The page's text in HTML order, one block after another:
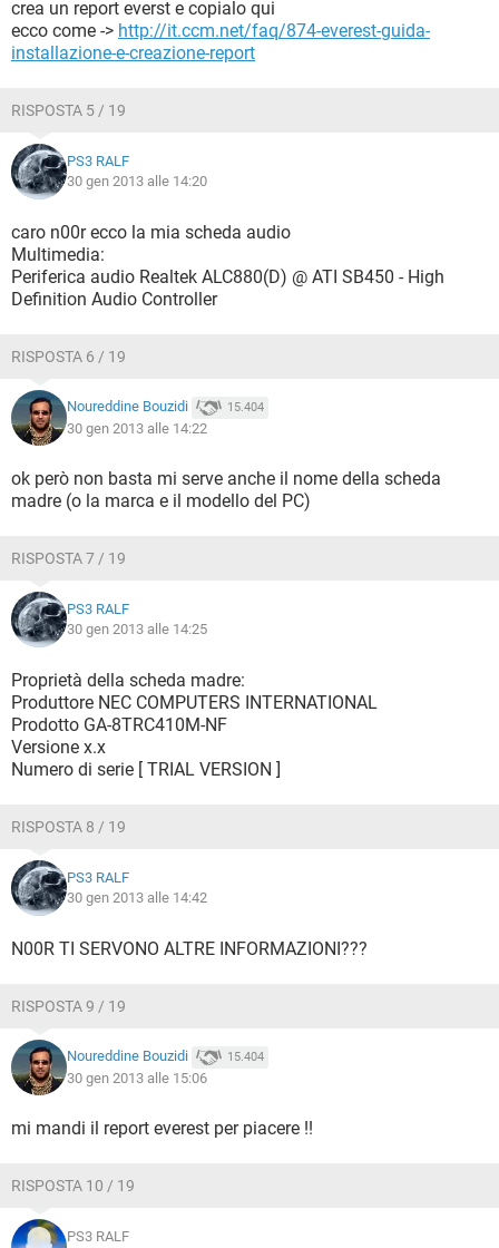
crea un report everst e copialo qui
ecco come -> http://it.ccm.net/faq/874-everest-guida-
installazione-e-creazione-report
RISPOSTA 5 / 19
PS3 RALF
30 gen 2013 alle 14:20
caro n00r ecco la mia scheda audio
Multimedia:
Periferica audio Realtek ALC880(D) @ ATI SB450 - High
Definition Audio Controller
RISPOSTA 6 / 19
Noureddine Bouzidi 15.404
30 gen 2013 alle 14:22
ok però non basta mi serve anche il nome della scheda
madre (o la marca e il modello del PC)
RISPOSTA 7 / 19
PS3 RALF
30 gen 2013 alle 14:25
Proprietà della scheda madre:
Produttore NEC COMPUTERS INTERNATIONAL
Prodotto GA-8TRC410M-NF
Versione x.x
Numero di serie [ TRIAL VERSION ]
RISPOSTA 8 / 19
PS3 RALF
30 gen 2013 alle 14:42
N00R TI SERVONO ALTRE INFORMAZIONI???
RISPOSTA 9 / 19
Noureddine Bouzidi 15.404
30 gen 2013 alle 15:06
mi mandi il report everest per piacere !!
RISPOSTA 10 / 19
PS3 RALF